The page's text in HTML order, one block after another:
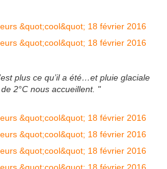
plus ce qu’il a été…et pluie glaciale
2°C nous accueillent. "